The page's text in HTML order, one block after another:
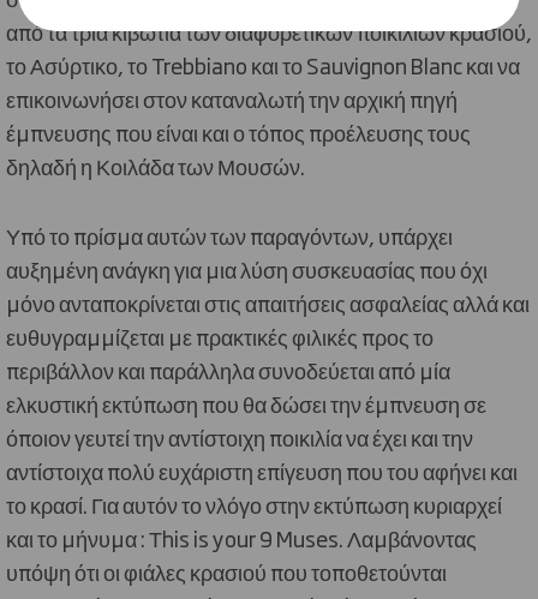
από τα τρία κιβώτια των διαφορετικών ποικιλιών κρασιού,
το Ασύρτικο, το Trebbiano και το Sauvignon Blanc και να
επικοινωνήσει στον καταναλωτή την αρχική πηγή
έμπνευσης που είναι και ο τόπος προέλευσης τους
δηλαδή η Κοιλάδα των Μουσών.
Υπό το πρίσμα αυτών των παραγόντων, υπάρχει
αυξημένη ανάγκη για μια λύση συσκευασίας που όχι
μόνο ανταποκρίνεται στις απαιτήσεις ασφαλείας αλλά και
ευθυγραμμίζεται με πρακτικές φιλικές προς το
περιβάλλον και παράλληλα συνοδεύεται από μία
ελκυστική εκτύπωση που θα δώσει την έμπνευση σε
όποιον γευτεί την αντίστοιχη ποικιλία να έχει και την
αντίστοιχα πολύ ευχάριστη επίγευση που του αφήνει και
το κρασί. Για αυτόν το νλόγο στην εκτύπωση κυριαρχεί
και το μήνυμα : Τhis is your 9 Muses. Λαμβάνοντας
υπόψη ότι οι φιάλες κρασιού που τοποθετούνται